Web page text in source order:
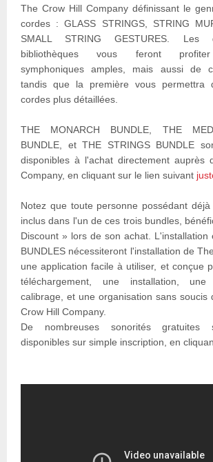
The Crow Hill Company définissant le
cordes : GLASS STRINGS, STRING
SMALL STRING GESTURES. Les
bibliothèques vous feront profiter
symphoniques amples, mais aussi de
tandis que la première vous permettra
cordes plus détaillées.
THE MONARCH BUNDLE, THE
BUNDLE, et THE STRINGS BUNDLE
disponibles à l'achat directement auprès
Company, en cliquant sur le lien suivant
Notez que toute personne possédant
inclus dans l'un de ces trois bundles,
Discount » lors de son achat. L'installation
BUNDLES nécessiteront l'installation de
une application facile à utiliser, et conçue
téléchargement, une installation,
calibrage, et une organisation sans soucis
Crow Hill Company.
De nombreuses sonorités gratuites
disponibles sur simple inscription, en